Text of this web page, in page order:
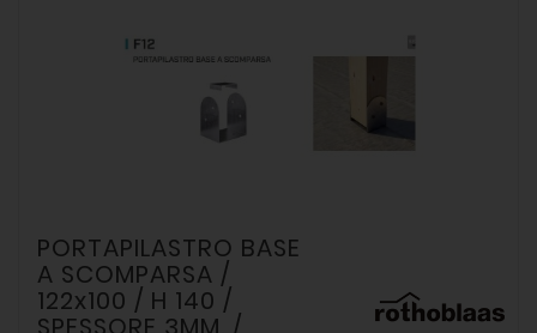
PORTAPILASTRO BASE
A SCOMPARSA /
122x100 / H 140 /